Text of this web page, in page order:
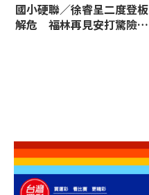
國小硬聯／徐睿呈二度登板
解危 福林再見安打驚險拿